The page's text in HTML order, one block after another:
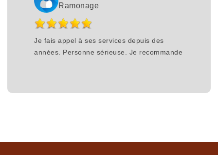
Ramonage
Je fais appel à ses services depuis des
années. Personne sérieuse. Je recommande